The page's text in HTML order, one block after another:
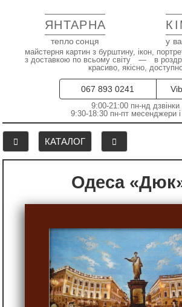
ЯНТАРНА
тепло сонця у
майстерня картин з бурштину, ікон,
з доставкою по всьому світу — в
красиво, якісно,
067 893 0241
9:00-21:00 пн-нд дзвінки
9:30-18:30 пн-пт месенджери
КАТАЛОГ
Одеса